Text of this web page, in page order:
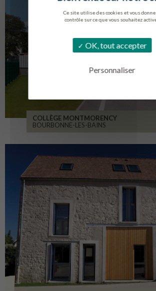
Ce site utilise des cookies et vous
contrôle sur ce que vous souhaitez
OK, tout accepter
Personnaliser
COLLÈGE MONTMORENCY
BOURBONNE-LES-BAINS